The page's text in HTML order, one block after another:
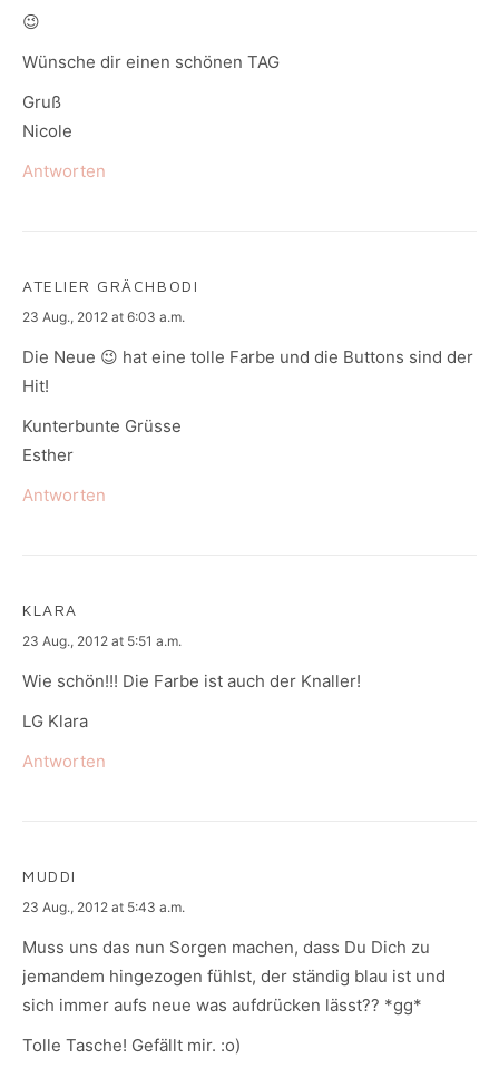
😉
Wünsche dir einen schönen TAG
Gruß
Nicole
Antworten
ATELIER GRÄCHBODI
says:
23 Aug., 2012 at 6:03 a.m.
Die Neue 😉 hat eine tolle Farbe und die Buttons sind der
Hit!
Kunterbunte Grüsse
Esther
Antworten
KLARA
says:
23 Aug., 2012 at 5:51 a.m.
Wie schön!!! Die Farbe ist auch der Knaller!
LG Klara
Antworten
MUDDI
says:
23 Aug., 2012 at 5:43 a.m.
Muss uns das nun Sorgen machen, dass Du Dich zu
jemandem hingezogen fühlst, der ständig blau ist und
sich immer aufs neue was aufdrücken lässt?? *gg*
Tolle Tasche! Gefällt mir. :o)